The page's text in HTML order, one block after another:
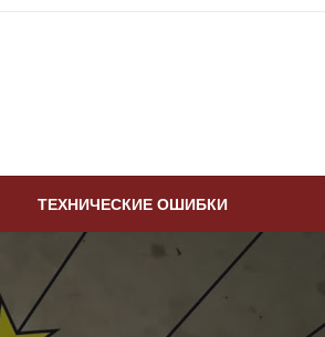
ТЕХНИЧЕСКИЕ ОШИБКИ